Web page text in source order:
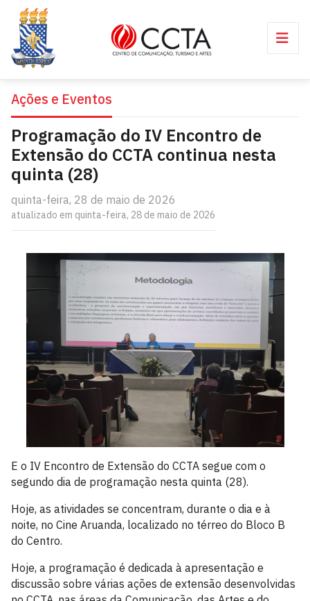
Ações e Eventos
Programação do IV Encontro de
Extensão do CCTA continua nesta
quinta (28)
quinta-feira, 28 de maio de 2026
atualizado em quinta-feira, 28 de maio de 2026
E o IV Encontro de Extensão do CCTA segue com o
segundo dia de programação nesta quinta (28).
Hoje, as atividades se concentram, durante o dia e à
noite, no Cine Aruanda, localizado no térreo do Bloco B
do Centro.
Hoje, a programação é dedicada à apresentação e
discussão sobre várias ações de extensão desenvolvidas